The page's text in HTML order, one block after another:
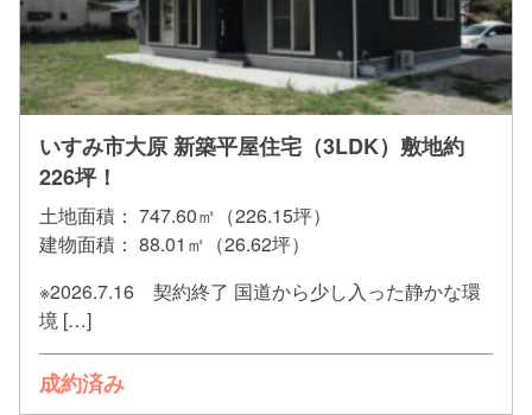
いすみ市大原 新築平屋住宅（3LDK）敷地約
226坪！
土地面積： 747.60㎡（226.15坪）
建物面積： 88.01㎡（26.62坪）
※2026.7.16 契約終了 国道から少し入った静かな環
境 […]
成約済み